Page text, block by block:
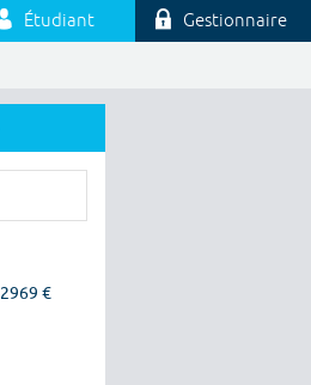
Étudiant Gestionnaire
2969 €